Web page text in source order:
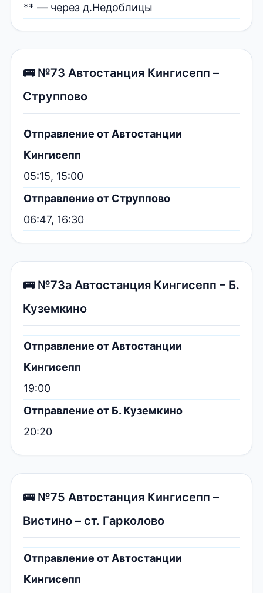
** — через д.Недоблицы
🚌 №73 Автостанция Кингисепп –
Струппово
Отправление от Автостанции
Кингисепп
05:15, 15:00
Отправление от Струппово
06:47, 16:30
🚌 №73а Автостанция Кингисепп – Б.
Куземкино
Отправление от Автостанции
Кингисепп
19:00
Отправление от Б. Куземкино
20:20
🚌 №75 Автостанция Кингисепп –
Вистино – ст. Гарколово
Отправление от Автостанции
Кингисепп